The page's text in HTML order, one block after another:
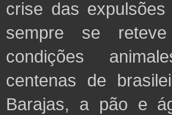
crise das
sempre se
condições
centenas de
Barajas, a pão e